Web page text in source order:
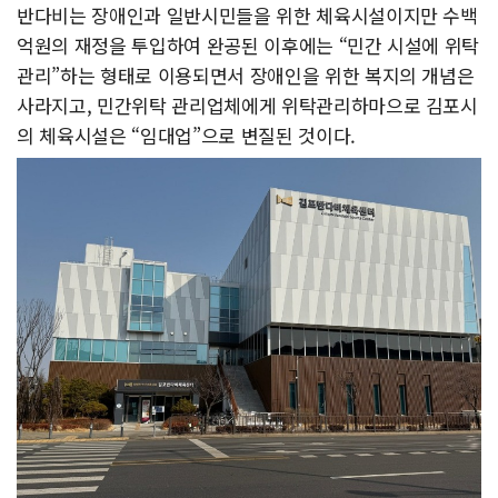
반다비는 장애인과 일반시민들을 위한 체육시설이지만 수백
억원의 재정을 투입하여 완공된 이후에는 “민간 시설에 위탁
관리”하는 형태로 이용되면서 장애인을 위한 복지의 개념은
사라지고, 민간위탁 관리업체에게 위탁관리하마으로 김포시
의 체육시설은 “임대업”으로 변질된 것이다.